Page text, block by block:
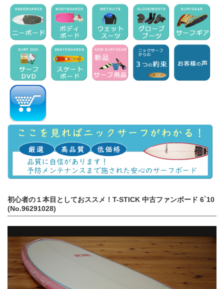
初心者の１本目としておススメ！T-STICK 中古ファンボード 6`10
(No.96291028)